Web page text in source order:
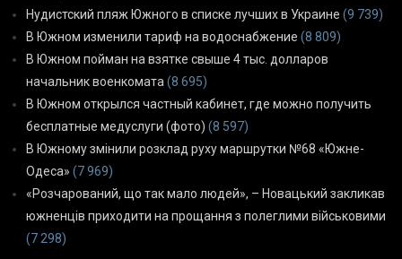
Нудистский пляж Южного в списке лучших в Украине (9 739)
В Южном изменили тариф на водоснабжение (8 809)
В Южном пойман на взятке свыше 4 тыс. долларов
начальник военкомата (8 695)
В Южном открылся частный кабинет, где можно получить
бесплатные медуслуги (фото) (8 597)
В Южному змінили розклад руху маршрутки №68 «Южне-
Одеса» (7 969)
«Розчарований, що так мало людей», – Новацький закликав
южненців приходити на прощання з полеглими військовими
(7 298)